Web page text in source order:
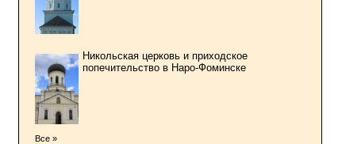
Никольская церковь и приходское
попечительство в Наро-Фоминске
Все »